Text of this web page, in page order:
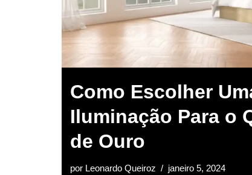
Como Escolher
Iluminação Para o
de Ouro
por Leonardo Queiroz janeiro 5, 2024